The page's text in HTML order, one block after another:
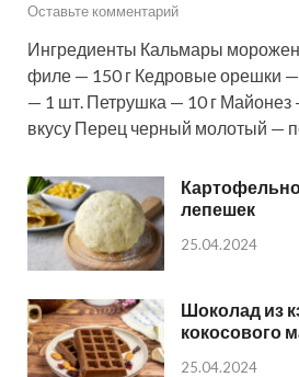
Оставьте комментарий
Ингредиенты Кальмары
филе — 150 г Кедровые орешки —
— 1 шт. Петрушка — 10 г Майонез
вкусу Перец черный молотый —
лепешек
25.04.2024
Шоколад из
кокосового
25.04.2024